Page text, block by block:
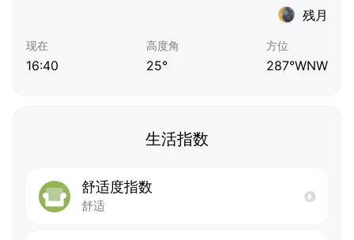
残月
现在
16:40
高度角
25°
方位
287°WNW
生活指数
舒适度指数
舒适